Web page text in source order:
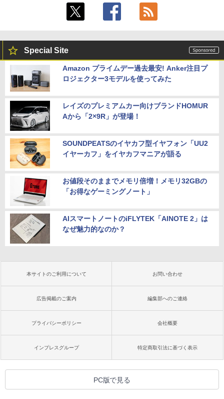
Special Site
Amazon プライムデー過去最安! Anker注目プ
ロジェクター3モデルを使ってみた
レイズのプレミアムカー向けブランドHOMUR
Aから「2×9R」が登場！
SOUNDPEATSのイヤカフ型イヤフォン「UU2
イヤーカフ」をイヤカフマニアが語る
お値段そのままでメモリ倍増！メモリ32GBの
「お得なゲーミングノート」
AIスマートノートのiFLYTEK「AINOTE 2」は
なぜ魅力的なのか？
本サイトのご利用について お問い合わせ
広告掲載のご案内 編集部へのご連絡
プライバシーポリシー 会社概要
インプレスグループ 特定商取引法に基づく表示
PC版で見る